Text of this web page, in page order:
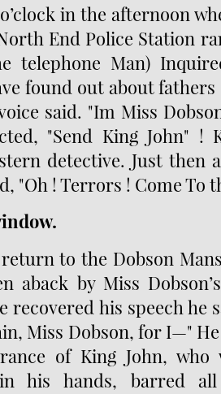
in the afternoon
End Police Station
telephone Man)
found out about fathers
said. "Im Miss
"Send King John" !
detective. Just then
"Oh ! Terrors ! Come To
to the Dobson
aback by Miss
recovered his speech he
Miss Dobson, for I—"
of King John,
his hands, barred